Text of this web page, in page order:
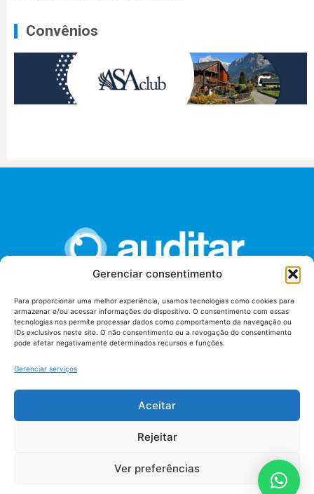
Gerenciar consentimento
Para proporcionar uma melhor experiência, usamos tecnologias como cookies para
armazenar e/ou acessar informações do dispositivo. O consentimento com essas
tecnologias nos permite processar dados como comportamento da navegação ou
IDs exclusivos neste site. O não consentimento ou a revogação do consentimento
pode afetar negativamente determinados recursos e funções.
Gerenciar serviços
Aceitar
Rejeitar
Ver preferências
Convênios
União dos Auditores Federais de Controle Externo -
AUDITAR
Setor de Administração Federal Sul (SAF/Sul), Qd. 04, Lt. 01
Tribunal de Contas da União (TCU), Subsolo, Sala S04
Termos de uso